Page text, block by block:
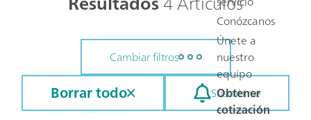
Conózcanos
Únete a
nuestro
equipo
Obtener
cotización
Cambiar filtros
Borrar todo Suscribirse